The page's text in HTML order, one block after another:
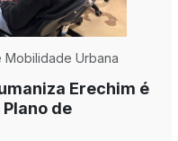
Mobilidade Urbana
Erechim é
de